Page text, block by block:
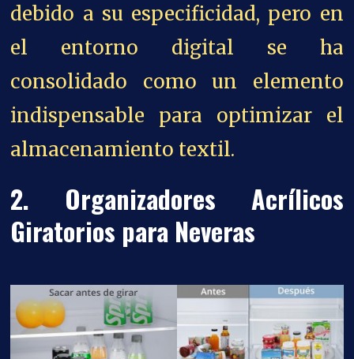
debido a su especificidad, pero en
el entorno digital se ha
consolidado como un elemento
indispensable para optimizar el
almacenamiento textil.
2. Organizadores Acrílicos
Giratorios para Neveras